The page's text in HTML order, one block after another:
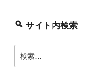
サイト内検索
索: